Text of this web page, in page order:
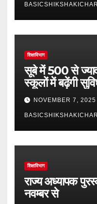
शिक्षाविभाग
सूबे में 500 से
स्कूलों में बढ़ेंगी
NOVEMBER 7, 2025
शिक्षाविभाग
राज्य अध्यापक
नवम्बर से